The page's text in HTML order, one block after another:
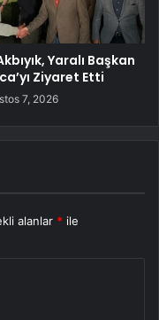
Yaralı Başkan
Ziyaret Etti
7, 2026
alanlar * ile